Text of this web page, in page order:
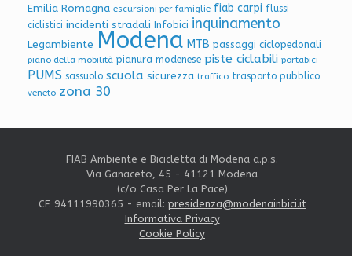
Emilia Romagna escursioni per famiglie fiab carpi flussi
ciclistici incidenti stradali Infobici inquinamento
Legambiente Modena MTB passaggi ciclopedonali
piano della mobilità pianura modenese piste ciclabili portabici
PUMS sassuolo scuola sicurezza traffico trasporto pubblico
veneto zona 30
FIAB Ambiente e Bicicletta di Modena a.p.s.
Via Ganaceto, 45 - 41121 Modena
(c/o Casa Per La Pace)
CF. 94111990365 - email: presidenza@modenainbici.it
Informativa Privacy
Cookie Policy